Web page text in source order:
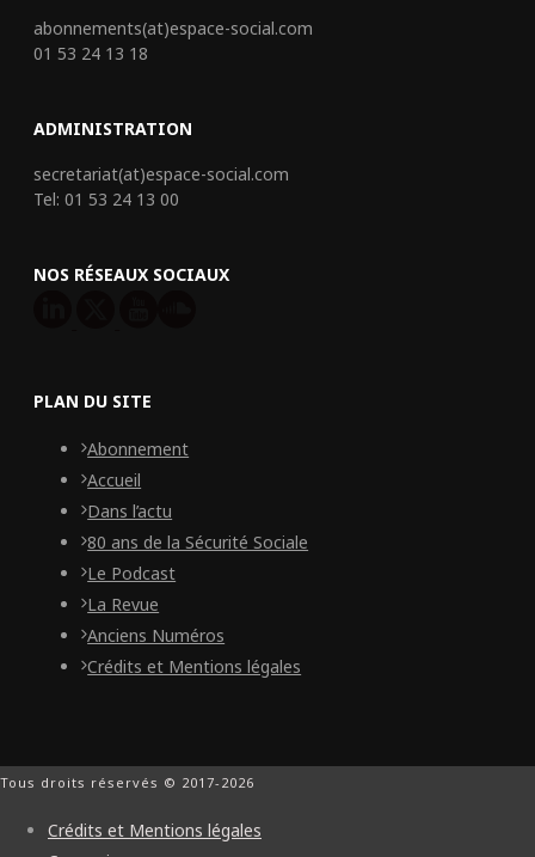
abonnements(at)espace-social.com
01 53 24 13 18
ADMINISTRATION
secretariat(at)espace-social.com
Tel: 01 53 24 13 00
NOS RÉSEAUX SOCIAUX
PLAN DU SITE
Abonnement
Accueil
Dans l’actu
80 ans de la Sécurité Sociale
Le Podcast
La Revue
Anciens Numéros
Crédits et Mentions légales
Tous droits réservés © 2017-2026
Crédits et Mentions légales